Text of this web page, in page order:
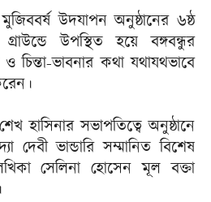
মুজিববর্ষ উদযাপন অনুষ্ঠানের ৬ষ্ঠ
উপস্থিত হয়ে বঙ্গবন্ধুর
চিন্তা-ভাবনার কথা যথাযথভাবে
শেখ হাসিনার সভাপতিত্বে অনুষ্ঠানে
দেবী ভান্ডারি সম্মানিত বিশেষ
সেলিনা হোসেন মূল বক্তা